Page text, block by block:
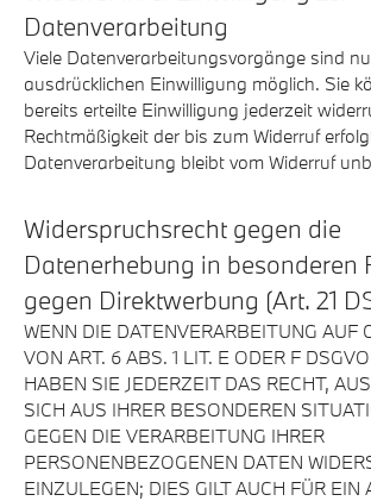
Datenverarbeitung
Viele Datenverarbeitungsvorgänge sind
ausdrücklichen Einwilligung möglich. Sie
bereits erteilte Einwilligung jederzeit
Rechtmäßigkeit der bis zum Widerruf
Datenverarbeitung bleibt vom Widerruf
Widerspruchsrecht gegen die
Datenerhebung in besonderen
gegen Direktwerbung (Art. 21
WENN DIE DATENVERARBEITUNG AUF
VON ART. 6 ABS. 1 LIT. E ODER F
HABEN SIE JEDERZEIT DAS RECHT,
SICH AUS IHRER BESONDEREN
GEGEN DIE VERARBEITUNG IHRER
PERSONENBEZOGENEN DATEN
EINZULEGEN; DIES GILT AUCH FÜR EIN